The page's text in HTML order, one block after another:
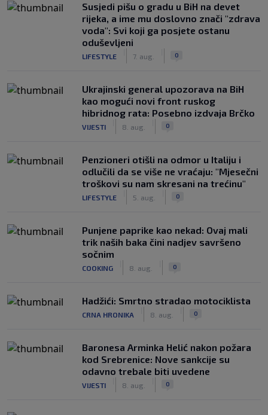
Susjedi pišu o gradu u BiH na devet
rijeka, a ime mu doslovno znači "zdrava
voda": Svi koji ga posjete ostanu
oduševljeni
LIFESTYLE 7. aug. 0
Ukrajinski general upozorava na BiH
kao mogući novi front ruskog
hibridnog rata: Posebno izdvaja Brčko
VIJESTI 8. aug. 0
Penzioneri otišli na odmor u Italiju i
odlučili da se više ne vraćaju: "Mjesečni
troškovi su nam skresani na trećinu"
LIFESTYLE 5. aug. 0
Punjene paprike kao nekad: Ovaj mali
trik naših baka čini nadjev savršeno
sočnim
COOKING 8. aug. 0
Hadžići: Smrtno stradao motociklista
CRNA HRONIKA 8. aug. 0
Baronesa Arminka Helić nakon požara
kod Srebrenice: Nove sankcije su
odavno trebale biti uvedene
VIJESTI 8. aug. 0